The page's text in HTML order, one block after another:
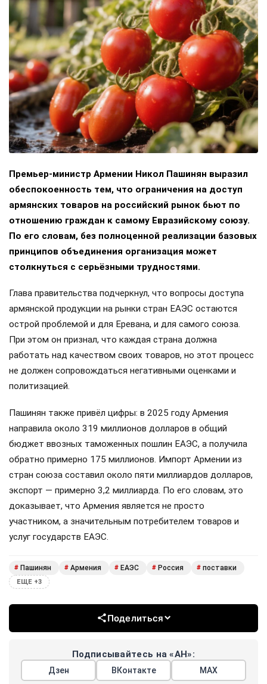
Премьер-министр Армении Никол Пашинян выразил
обеспокоенность тем, что ограничения на доступ
армянских товаров на российский рынок бьют по
отношению граждан к самому Евразийскому союзу.
По его словам, без полноценной реализации базовых
принципов объединения организация может
столкнуться с серьёзными трудностями.
Глава правительства подчеркнул, что вопросы доступа
армянской продукции на рынки стран ЕАЭС остаются
острой проблемой и для Еревана, и для самого союза.
При этом он признал, что каждая страна должна
работать над качеством своих товаров, но этот процесс
не должен сопровождаться негативными оценками и
политизацией.
Пашинян также привёл цифры: в 2025 году Армения
направила около 319 миллионов долларов в общий
бюджет ввозных таможенных пошлин ЕАЭС, а получила
обратно примерно 175 миллионов. Импорт Армении из
стран союза составил около пяти миллиардов долларов,
экспорт — примерно 3,2 миллиарда. По его словам, это
доказывает, что Армения является не просто
участником, а значительным потребителем товаров и
услуг государств ЕАЭС.
# Пашинян # Армения # ЕАЭС # Россия # поставки
ЕЩЕ +3
Поделиться
Подписывайтесь на «АН»:
Дзен ВКонтакте МАХ